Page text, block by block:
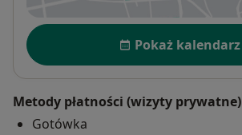
Dostępność
Pokaż kalendarz
Metody płatności (wizyty prywatne)
Gotówka